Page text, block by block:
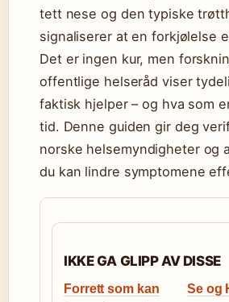
tett nese og den typiske
signaliserer at en forkjølelse
Det er ingen kur, men
offentlige helseråd viser
faktisk hjelper – og hva som
tid. Denne guiden gir deg
norske helsemyndigheter og
du kan lindre symptomene
IKKE GA GLIPP AV DISSE
Forrett som kan
Se og